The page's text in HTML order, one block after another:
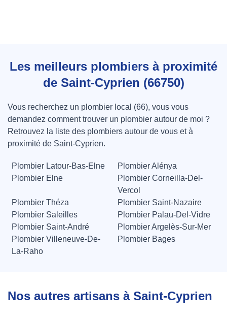
Les meilleurs plombiers à proximité
de Saint-Cyprien (66750)
Vous recherchez un plombier local (66), vous vous
demandez comment trouver un plombier autour de moi ?
Retrouvez la liste des plombiers autour de vous et à
proximité de Saint-Cyprien.
Plombier Latour-Bas-Elne
Plombier Alénya
Plombier Elne
Plombier Corneilla-Del-
Vercol
Plombier Théza
Plombier Saint-Nazaire
Plombier Saleilles
Plombier Palau-Del-Vidre
Plombier Saint-André
Plombier Argelès-Sur-Mer
Plombier Villeneuve-De-
La-Raho
Plombier Bages
Nos autres artisans à Saint-Cyprien